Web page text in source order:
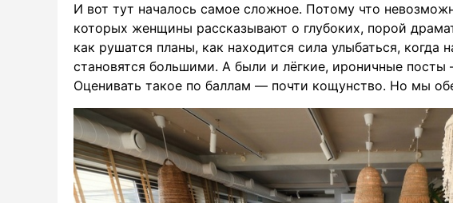
И вот тут началось самое сложное. Потому что
которых женщины рассказывают о глубоких, порой
как рушатся планы, как находится сила улыбаться,
становятся большими. А были и лёгкие, ироничные
Оценивать такое по баллам — почти кощунство. Но мы